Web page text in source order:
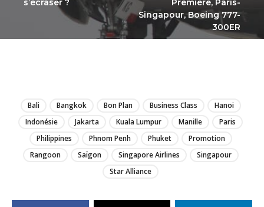
s’écraser ?
Première, Paris-
Singapour, Boeing 777-
300ER
Bali Bangkok Bon Plan Business Class
Hanoi
Indonésie
Jakarta Kuala Lumpur Manille
Paris
Philippines
Phnom Penh Phuket
Promotion
Rangoon
Saïgon Singapore Airlines
Singapour
Star Alliance